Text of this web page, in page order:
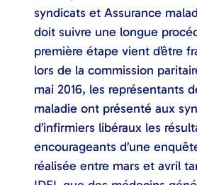
syndicats et Assurance
doit suivre une longue
première étape vient d’être
lors de la commission
mai 2016, les représentants
maladie ont présenté aux
d’infirmiers libéraux les
encourageants d’une
réalisée entre mars et avril